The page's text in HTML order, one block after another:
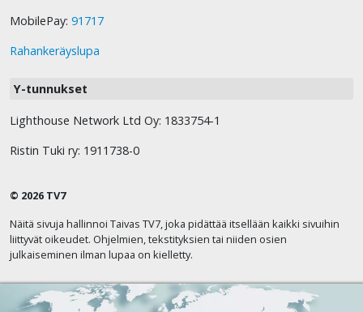
MobilePay: 91717
Rahankeräyslupa
Y-tunnukset
Lighthouse Network Ltd Oy: 1833754-1
Ristin Tuki ry: 1911738-0
© 2026 TV7
Näitä sivuja hallinnoi Taivas TV7, joka pidättää itsellään kaikki sivuihin
liittyvät oikeudet. Ohjelmien, tekstityksien tai niiden osien
julkaiseminen ilman lupaa on kielletty.